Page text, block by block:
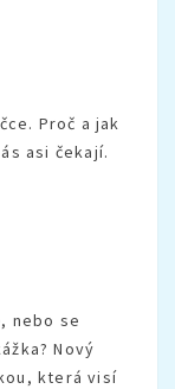
Proč a jak
asi čekají.
nebo se
Nový
která visí